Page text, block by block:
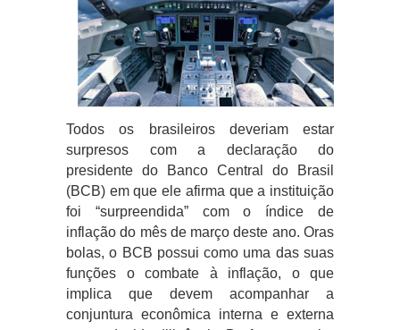
Todos os brasileiros deveriam estar
surpresos com a declaração do
presidente do Banco Central do Brasil
(BCB) em que ele afirma que a instituição
foi “surpreendida” com o índice de
inflação do mês de março deste ano. Oras
bolas, o BCB possui como uma das suas
funções o combate à inflação, o que
implica que devem acompanhar a
conjuntura econômica interna e externa